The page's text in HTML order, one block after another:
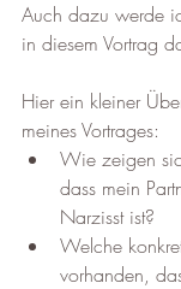
Auch dazu werde
in diesem Vortrag
Hier ein kleiner
meines Vortrages:
Wie zeigen
dass mein
Narzisst ist?
Welche
vorhanden,